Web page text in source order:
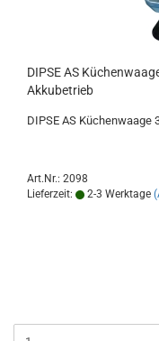
DIPSE AS
Akkubetrieb
DIPSE AS
Art.Nr.: 2098
Lieferzeit:
2-3 Werktage